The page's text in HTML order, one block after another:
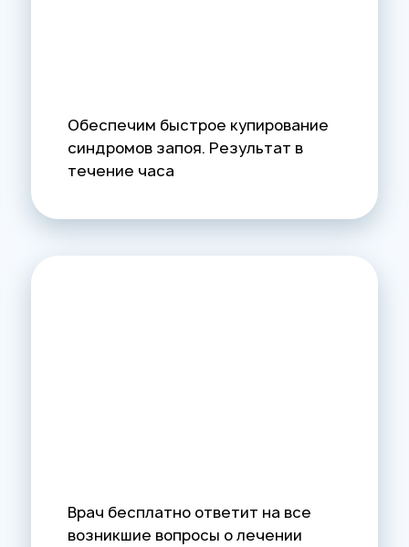
Обеспечим быстрое купирование
синдромов запоя. Результат в
течение часа
Врач бесплатно ответит на все
возникшие вопросы о лечении